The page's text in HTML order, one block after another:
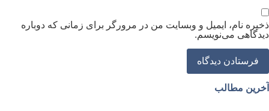
نام، ایمیل و وبسایت من در مرورگر برای زمانی که دوباره
می‌نویسم.
مطالب